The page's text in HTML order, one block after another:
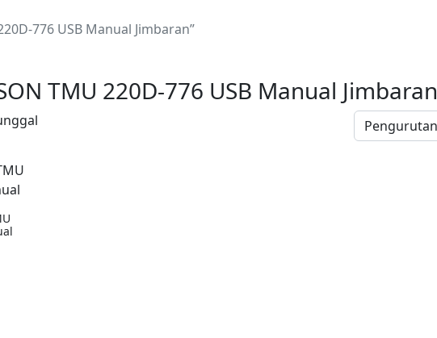
776 USB Manual Jimbaran”
TMU 220D-776 USB Manual Jimbaran